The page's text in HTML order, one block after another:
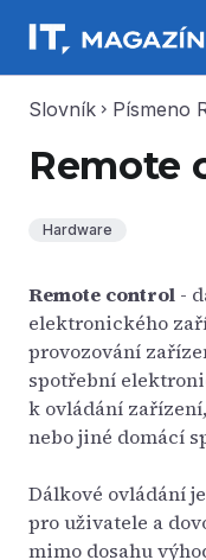
Slovník chevron_right Písmeno
Remote
Hardware
Remote control -
elektronického
provozování
spotřební
k ovládání
nebo jiné domácí
Dálkové ovládání
pro uživatele a
mimo dosahu